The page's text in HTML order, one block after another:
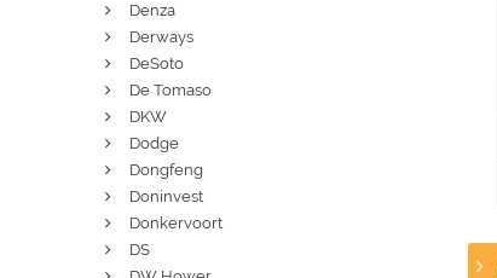
Denza
Derways
DeSoto
De Tomaso
DKW
Dodge
Dongfeng
Doninvest
Donkervoort
DS